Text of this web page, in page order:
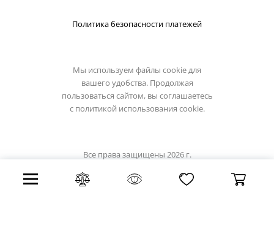
Политика безопасности платежей
Мы используем файлы cookie для
вашего удобства. Продолжая
пользоваться сайтом, вы соглашаетесь
с политикой использования cookie.
Все права защищены 2026 г.